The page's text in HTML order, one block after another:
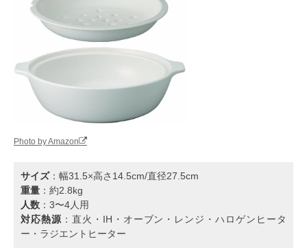
Photo by Amazon
サイズ：幅31.5×高さ14.5cm/直径27.5cm
重量 ：約2.8kg
人数 ：3〜4人用
対応熱源 ：直火・IH・オーブン・レンジ・ハロゲンヒータ
ー・ラジエントヒーター